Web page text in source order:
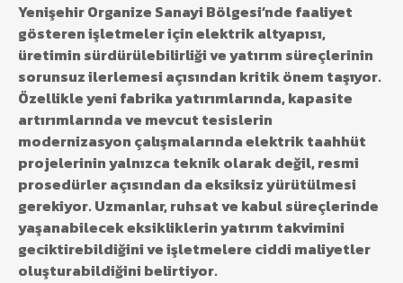
Yenişehir Organize Sanayi Bölgesi’nde faaliyet
gösteren işletmeler için elektrik altyapısı,
üretimin sürdürülebilirliği ve yatırım süreçlerinin
sorunsuz ilerlemesi açısından kritik önem taşıyor.
Özellikle yeni fabrika yatırımlarında, kapasite
artırımlarında ve mevcut tesislerin
modernizasyon çalışmalarında elektrik taahhüt
projelerinin yalnızca teknik olarak değil, resmi
prosedürler açısından da eksiksiz yürütülmesi
gerekiyor. Uzmanlar, ruhsat ve kabul süreçlerinde
yaşanabilecek eksikliklerin yatırım takvimini
geciktirebildiğini ve işletmelere ciddi maliyetler
oluşturabildiğini belirtiyor.